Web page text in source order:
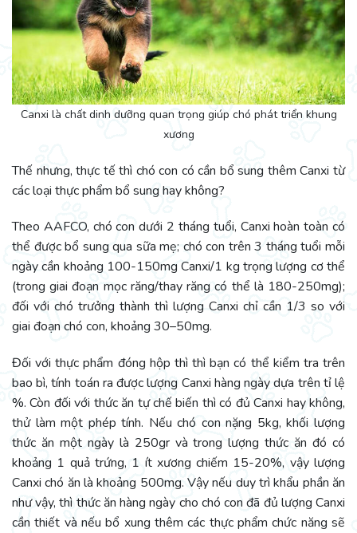
Canxi là chất dinh dưỡng quan trọng giúp chó phát triển khung
xương
Thế nhưng, thực tế thì chó con có cần bổ sung thêm Canxi từ
các loại thực phẩm bổ sung hay không?
Theo AAFCO, chó con dưới 2 tháng tuổi, Canxi hoàn toàn có
thể được bổ sung qua sữa mẹ; chó con trên 3 tháng tuổi mỗi
ngày cần khoảng 100-150mg Canxi/1 kg trọng lượng cơ thể
(trong giai đoạn mọc răng/thay răng có thể là 180-250mg);
đối với chó trưởng thành thì lượng Canxi chỉ cần 1/3 so với
giai đoạn chó con, khoảng 30–50mg.
Đối với thực phẩm đóng hộp thì thì bạn có thể kiểm tra trên
bao bì, tính toán ra được lượng Canxi hàng ngày dựa trên tỉ lệ
%. Còn đối với thức ăn tự chế biến thì có đủ Canxi hay không,
thử làm một phép tính. Nếu chó con nặng 5kg, khối lượng
thức ăn một ngày là 250gr và trong lượng thức ăn đó có
khoảng 1 quả trứng, 1 ít xương chiếm 15-20%, vậy lượng
Canxi chó ăn là khoảng 500mg. Vậy nếu duy trì khẩu phần ăn
như vậy, thì thức ăn hàng ngày cho chó con đã đủ lượng Canxi
cần thiết và nếu bổ xung thêm các thực phẩm chức năng sẽ